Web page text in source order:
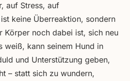
auf Stress, auf
keine Überreaktion, sondern
Körper noch dabei ist, sich neu
weiß, kann seinem Hund in
und Unterstützung geben,
– statt sich zu wundern,